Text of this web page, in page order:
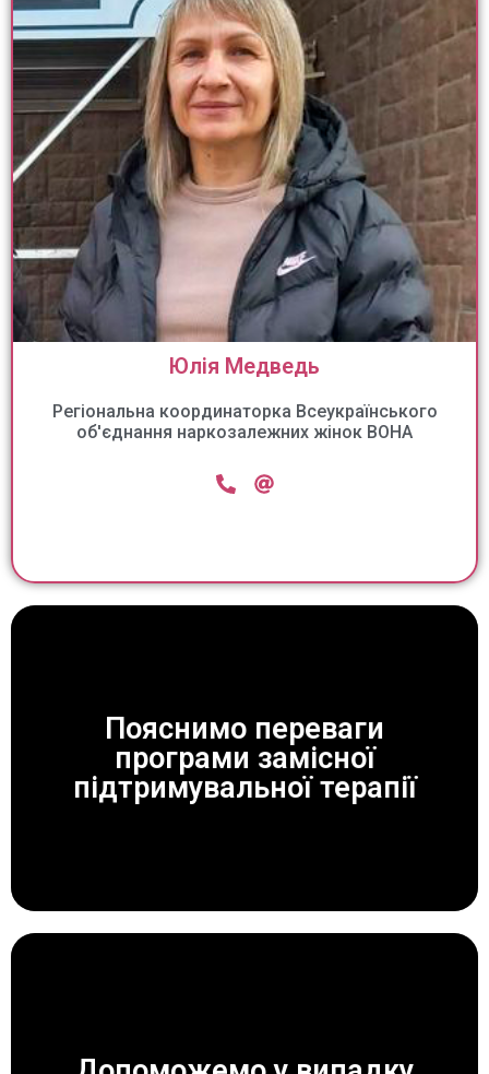
Юлія Медведь
Регіональна координаторка Всеукраїнського
об'єднання наркозалежних жінок ВОНА
Пояснимо переваги
програми замісної
підтримувальної терапії
ЗАВЖДИ ДОПОМОЖЕМО!